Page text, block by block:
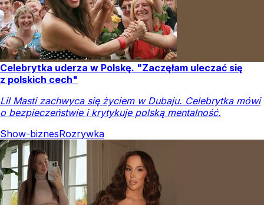
Celebrytka uderza w Polskę. "Zaczęłam uleczać się
z polskich cech"
Lil Masti zachwyca się życiem w Dubaju. Celebrytka mówi
o bezpieczeństwie i krytykuje polską mentalność.
Show-biznesRozrywka